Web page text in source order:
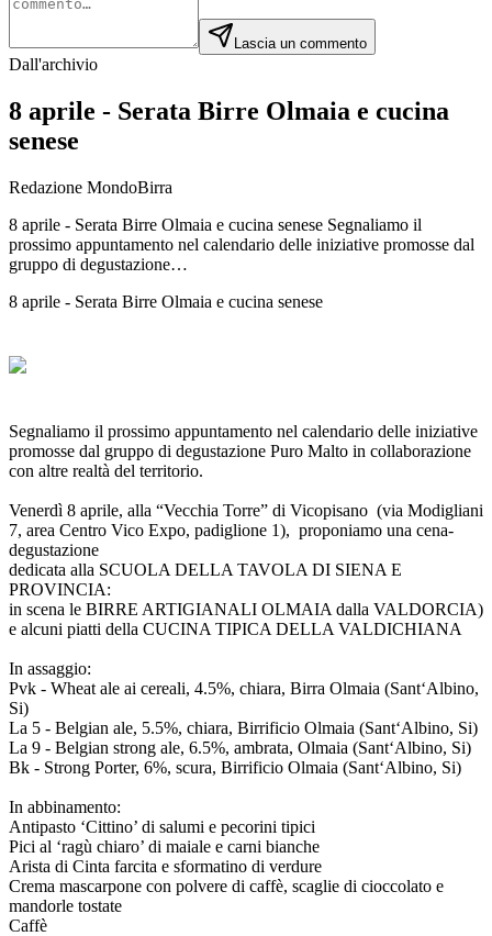
Lascia un commento
Dall'archivio
8 aprile - Serata Birre Olmaia e cucina
senese
Redazione MondoBirra
8 aprile - Serata Birre Olmaia e cucina senese Segnaliamo il
prossimo appuntamento nel calendario delle iniziative promosse dal
gruppo di degustazione…
8 aprile - Serata Birre Olmaia e cucina senese
Segnaliamo il prossimo appuntamento nel calendario delle iniziative
promosse dal gruppo di degustazione Puro Malto in collaborazione
con altre realtà del territorio.
Venerdì 8 aprile, alla “Vecchia Torre” di Vicopisano (via Modigliani
7, area Centro Vico Expo, padiglione 1), proponiamo una cena-
degustazione
dedicata alla SCUOLA DELLA TAVOLA DI SIENA E
PROVINCIA:
in scena le BIRRE ARTIGIANALI OLMAIA dalla VALDORCIA)
e alcuni piatti della CUCINA TIPICA DELLA VALDICHIANA
In assaggio:
Pvk - Wheat ale ai cereali, 4.5%, chiara, Birra Olmaia (Sant‘Albino,
Si)
La 5 - Belgian ale, 5.5%, chiara, Birrificio Olmaia (Sant‘Albino, Si)
La 9 - Belgian strong ale, 6.5%, ambrata, Olmaia (Sant‘Albino, Si)
Bk - Strong Porter, 6%, scura, Birrificio Olmaia (Sant‘Albino, Si)
In abbinamento:
Antipasto ‘Cittino’ di salumi e pecorini tipici
Pici al ‘ragù chiaro’ di maiale e carni bianche
Arista di Cinta farcita e sformatino di verdure
Crema mascarpone con polvere di caffè, scaglie di cioccolato e
mandorle tostate
Caffè